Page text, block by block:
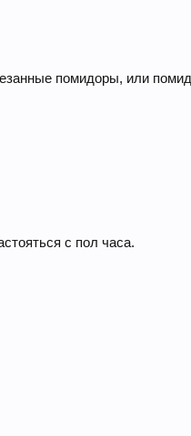
помидоры, или
с пол часа.